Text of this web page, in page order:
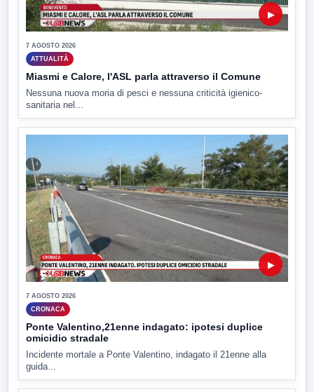
▶
7 AGOSTO 2026
ATTUALITÀ
Miasmi e Calore, l'ASL parla attraverso il Comune
Nessuna nuova moria di pesci e nessuna criticità igienico-
sanitaria nel...
▶
7 AGOSTO 2026
CRONACA
Ponte Valentino,21enne indagato: ipotesi duplice
omicidio stradale
Incidente mortale a Ponte Valentino, indagato il 21enne alla
guida...